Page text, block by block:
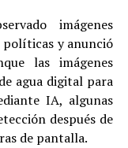
imágenes
políticas y anunció
las imágenes
agua digital para
IA, algunas
después de
de pantalla.